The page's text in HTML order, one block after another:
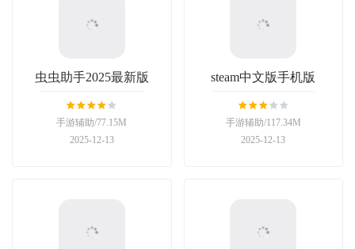
虫虫助手2025最新版
手游辅助/77.15M
2025-12-13
steam中文版手机版
手游辅助/117.34M
2025-12-13